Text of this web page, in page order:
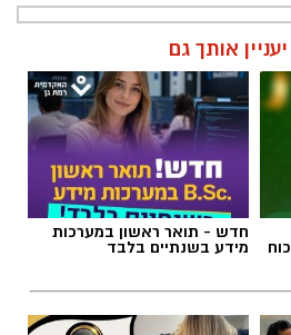
אותך גם
חדש - תואר ראשון במערכות
מידע בשנתיים בלבד